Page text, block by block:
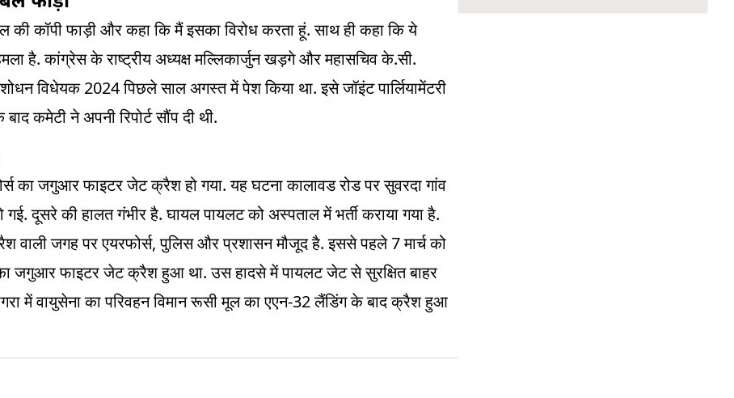
कॉपी फाड़ी और कहा कि मैं इसका विरोध करता हूं.साथ ही कहा कि ये
है.कांग्रेस के राष्ट्रीय अध्यक्ष मल्लिकार्जुन खड़गे और महासचिव के.सी.
विधेयक 2024पिछले साल अगस्त में पेश किया था.इसे जॉइंट पार्लियामेंटरी
कमेटी ने अपनी रिपोर्ट सौंप दी थी.
का जगुआर फाइटर जेट क्रैश हो गया.यह घटना कालावड रोड पर सुवरदा गांव
गई.दूसरे की हालत गंभीर है.घायल पायलट को अस्पताल में भर्ती कराया गया है.
वाली जगह पर एयरफोर्स,पुलिस और प्रशासन मौजूद है.इससे पहले7मार्च को
का जगुआर फाइटर जेट क्रैश हुआ था.उस हादसे में पायलट जेट से सुरक्षित बाहर
में वायुसेना का परिवहन विमान रूसी मूल का एएन-32लैंडिंग के बाद क्रैश हुआ